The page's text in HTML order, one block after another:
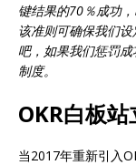
键结果的70％成功
该准则可确保我们
吧，如果我们惩罚
制度。
OKR白板站
当2017年重新引入